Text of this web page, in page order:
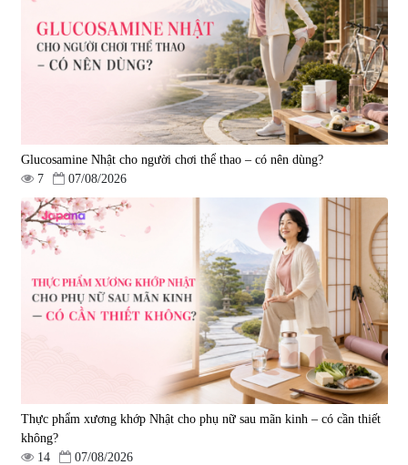
NMN+ 3D Face Mask Luxury (8
miếng)
|0
1.890.000 đ
Ichoha Ekisu Plus - 90 viên
|57.920
1.450.000 đ
Viên uống hỗ trợ tăng cường
sinh lý nam Fujina Monster Shot
| 12.480
880.000 đ
Viên uống chống lão hóa, tăng
sức khỏe Yangmiwa NMN 60
viên
42.588
5.500.000 đ
Glucosamine Nhật cho người chơi thể thao – có nên dùng?
7
07/08/2026
Thực phẩm xương khớp Nhật cho phụ nữ sau mãn kinh – có cần thiết
không?
14
07/08/2026